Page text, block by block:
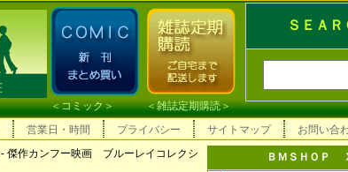
ＳＥＡＲ
＜コミック＞ ＜雑誌定期購読＞
営業日・時間 プライバシー サイトマップ お問い合
- 傑作カンフー映画 ブルーレイコレクシ
ＢＭＳＨＯＰ